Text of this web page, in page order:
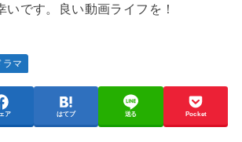
いです。良い動画ライフを！
ラマ
ア はてブ 送る Pocket